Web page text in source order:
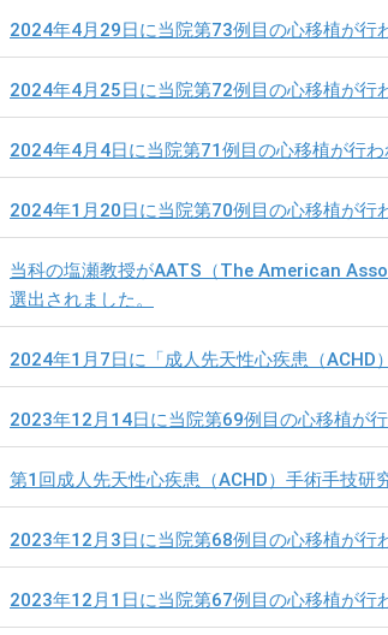
2024年4月29日に当院第73例目の心移植が行
2024年4月25日に当院第72例目の心移植が行
2024年4月4日に当院第71例目の心移植が行わ
2024年1月20日に当院第70例目の心移植が行
当科の塩瀬教授がAATS（The American
選出されました。
2024年1月7日に「成人先天性心疾患（ACHD
2023年12月14日に当院第69例目の心移植が行
第1回成人先天性心疾患（ACHD）手術手技研
2023年12月3日に当院第68例目の心移植が行
2023年12月1日に当院第67例目の心移植が行